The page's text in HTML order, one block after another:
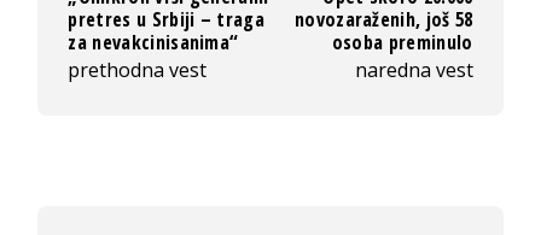
pretres u Srbiji – traga
za nevakcinisanima“
prethodna vest
novozaraženih, još 58
osoba preminulo
naredna vest